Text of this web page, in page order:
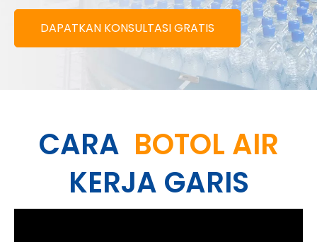
DAPATKAN KONSULTASI GRATIS
CARA BOTOL AIR
KERJA GARIS